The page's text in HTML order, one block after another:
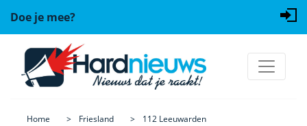
Doe je mee?
Home Friesland
112 Leeuwarden